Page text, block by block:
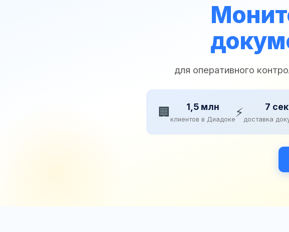
для оперативного
🏢 1,5 млн
клиентов в Диадоке ⚡ 7 сек
доставка